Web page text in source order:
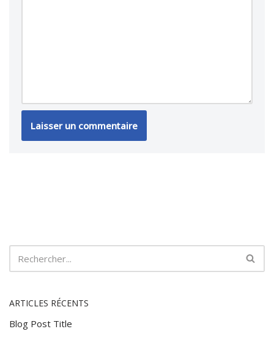
ARTICLES RÉCENTS
Blog Post Title